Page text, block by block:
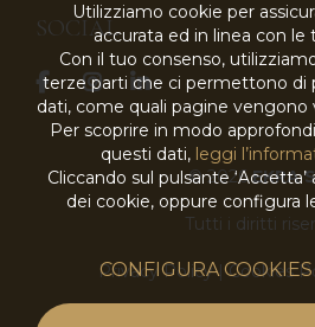
SOCIAL
© 2026EKRA
Tutti i diritti
Privacy Policy|Cookies
Utilizziamo cookie per
accurata ed in linea con le
Con il tuo consenso,
terze parti che ci permettono di
dati, come quali pagine vengono
Per scoprire in modo
questi dati, leggi
Cliccando sul pulsante
dei cookie, oppure configura
CONFIGURA COOKIES